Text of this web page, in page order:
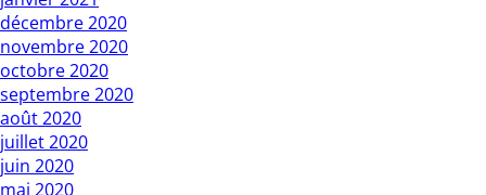
décembre 2020
novembre 2020
octobre 2020
septembre 2020
août 2020
juillet 2020
juin 2020
mai 2020